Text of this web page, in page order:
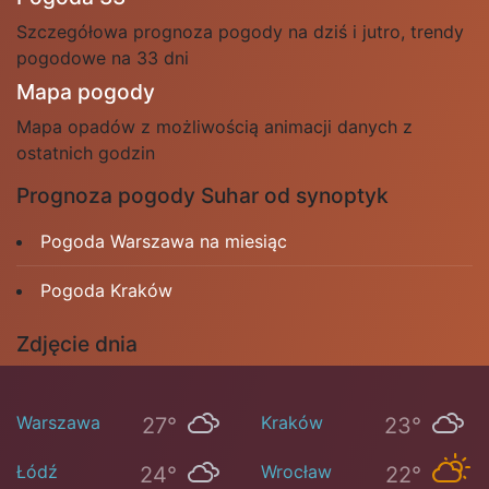
Szczegółowa prognoza pogody na dziś i jutro, trendy
pogodowe na 33 dni
Mapa pogody
Mapa opadów z możliwością animacji danych z
ostatnich godzin
Prognoza pogody Suhar od synoptyk
Pogoda Warszawa na miesiąc
Pogoda Kraków
Zdjęcie dnia
Warszawa 27° Kraków 23°
Łódź 24° Wrocław 22°